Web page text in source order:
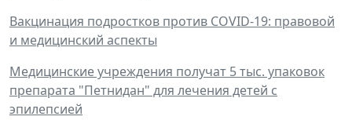
Вакцинация подростков против COVID-19: правовой
и медицинский аспекты
Медицинские учреждения получат 5 тыс. упаковок
препарата "Петнидан" для лечения детей с
эпилепсией